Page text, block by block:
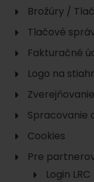
Hľadať
Brožúry /
Tlačové
Fakturačné
Logo na
Zverejňovanie
Spracovanie
Cookies
Pre
Login LRC